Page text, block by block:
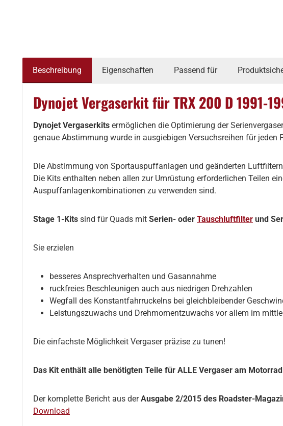
Beschreibung Eigenschaften Passend für
Dynojet Vergaserkit für TRX 200 D 1991-
Dynojet Vergaserkits ermöglichen die Optimierung der
genaue Abstimmung wurde in ausgiebigen Versuchsreihen für
Die Abstimmung von Sportauspuffanlagen und geänderten
Die Kits enthalten neben allen zur Umrüstung erforderlichen Teilen
Auspuffanlagenkombinationen zu verwenden sind.
Stage 1-Kits sind für Quads mit Serien- oder Tauschluftfilter und
Sie erzielen
besseres Ansprechverhalten und Gasannahme
ruckfreies Beschleunigen auch aus niedrigen Drehzahlen
Wegfall des Konstantfahrruckelns bei gleichbleibender
Leistungszuwachs und Drehmomentzuwachs vor allem im
Die einfachste Möglichkeit Vergaser präzise zu tunen!
Das Kit enthält alle benötigten Teile für ALLE Vergaser am
Der komplette Bericht aus derAusgabe 2/2015 des Roadster-
Download